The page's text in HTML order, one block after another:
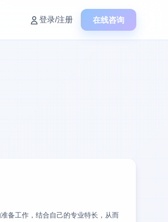
登录/注册 在线咨询
备工作，结合自己的专业特长，从而